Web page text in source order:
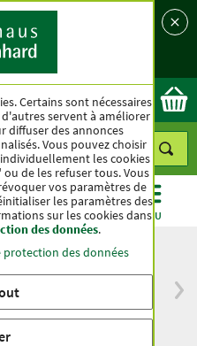
Ok
BEST-SELLER MENU
gamme depuis
Certains sont nécessaires
servent à améliorer
diffuser des annonces
Vous pouvez choisir
les cookies
ou de les refuser tous. Vous
vos paramètres de
les paramètres des
sur les cookies dans
des données.
protection des données